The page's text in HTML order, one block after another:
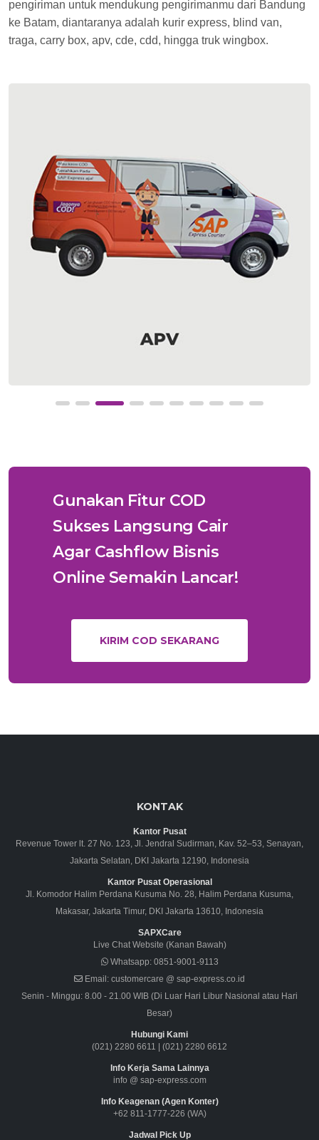
pengiriman untuk mendukung pengirimanmu dari Bandung
ke Batam, diantaranya adalah kurir express, blind van,
traga, carry box, apv, cde, cdd, hingga truk wingbox.
Gunakan Fitur COD
Sukses Langsung Cair
Agar Cashflow Bisnis
Online Semakin Lancar!
KIRIM COD SEKARANG
KONTAK
Kantor Pusat
Revenue Tower lt. 27 No. 123, Jl. Jendral Sudirman, Kav. 52–53, Senayan,
Jakarta Selatan, DKI Jakarta 12190, Indonesia
Kantor Pusat Operasional
Jl. Komodor Halim Perdana Kusuma No. 28, Halim Perdana Kusuma,
Makasar, Jakarta Timur, DKI Jakarta 13610, Indonesia
SAPXCare
Live Chat Website (Kanan Bawah)
Whatsapp:0851-9001-9113
Email: customercare @ sap-express.co.id
Senin - Minggu: 8.00 - 21.00 WIB (Di Luar Hari Libur Nasional atau Hari
Besar)
Hubungi Kami
(021) 2280 6611 | (021) 2280 6612
Info Kerja Sama Lainnya
info @ sap-express.com
Info Keagenan (Agen Konter)
+62 811-1777-226 (WA)
Jadwal Pick Up